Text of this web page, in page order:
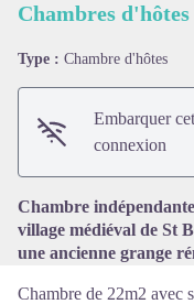
Chambres
Type : Chambre d'hôtes
Embarquer
connexion
Chambre
village médiéval de St
une ancienne grange
Chambre de 22m2 avec